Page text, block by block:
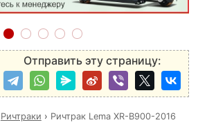
Отправить эту страницу:
Ричтраки › Ричтрак Lema XR-B900-2016